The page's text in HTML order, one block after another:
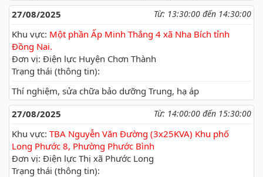
27/08/2025
Từ: 13:30:00 đến 14:30:00
Khu vực: Một phần Ấp Minh Thắng 4 xã Nha Bích tỉnh
Đồng Nai.
Đơn vị: Điện lực Huyện Chơn Thành
Trạng thái (thông tin):
Thí nghiệm, sửa chữa bảo dưỡng Trung, hạ áp
27/08/2025
Từ: 14:00:00 đến 15:30:00
Khu vực: TBA Nguyễn Văn Đường (3x25KVA) Khu phố
Long Phước 8, Phường Phước Bình
Đơn vị: Điện lực Thị xã Phước Long
Trạng thái (thông tin):